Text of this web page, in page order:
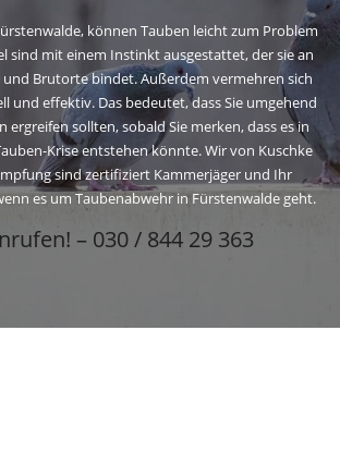
können Tauben leicht zum Problem
sind mit einem Instinkt ausgestattet, der sie an
und Brutorte bindet. Außerdem vermehren sich
und effektiv. Das bedeutet, dass Sie umgehend
ergreifen sollten, sobald Sie merken, dass es in
Krise entstehen könnte. Wir von Kuschke
sind zertifiziert Kammerjäger und Ihr
es umTaubenabwehrin Fürstenwalde geht.
– 030 / 844 29 363